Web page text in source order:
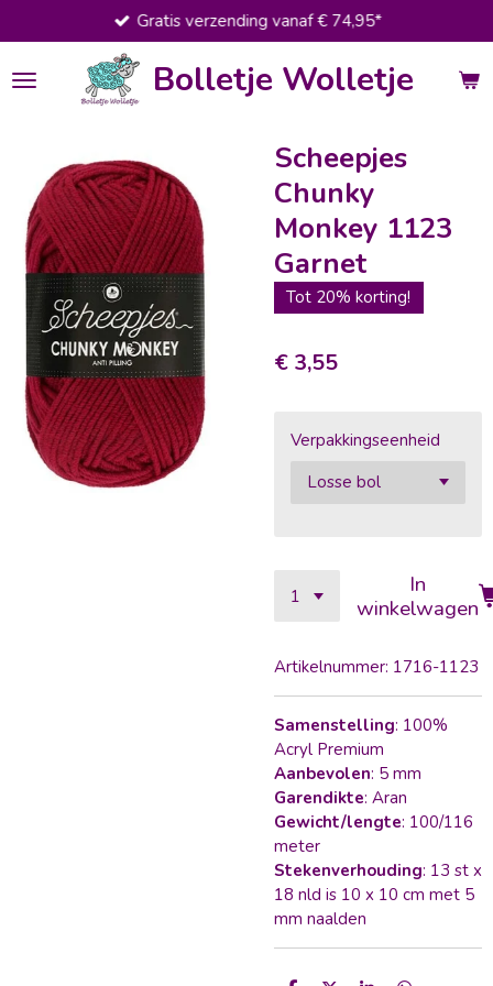
direct
naar
de
Bolletje Wolletje
Gratis verzending vanaf € 74,95*
Scheepjes
Chunky
Monkey 1123
Garnet
Tot 20% korting!
€ 3,55
Verpakkingseenheid
In
winkelwagen
Artikelnummer: 1716-1123
Samenstelling: 100%
Acryl Premium
Aanbevolen: 5 mm
Garendikte: Aran
Gewicht/lengte: 100/116
meter
Stekenverhouding: 13 st x
18 nld is 10 x 10 cm met 5
mm naalden